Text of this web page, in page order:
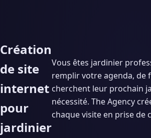
Création
de site
internet
pour
jardinier
Vous êtes jardinier
remplir votre agenda, de
cherchent leur prochain
nécessité. The Agency
chaque visite en prise